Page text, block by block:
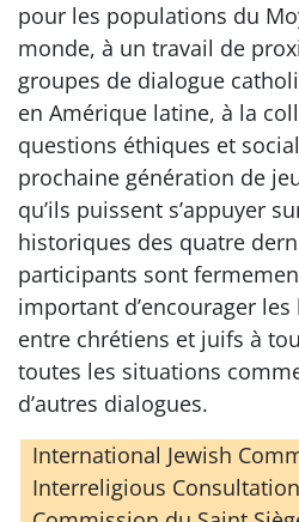
pour les populations du
monde, à un travail de
groupes de dialogue
en Amérique latine, à la
questions éthiques et
prochaine génération de
qu’ils puissent s’appuyer
historiques des quatre
participants sont
important d’encourager
entre chrétiens et juifs à
toutes les situations
d’autres dialogues.
International Jewish
Interreligious